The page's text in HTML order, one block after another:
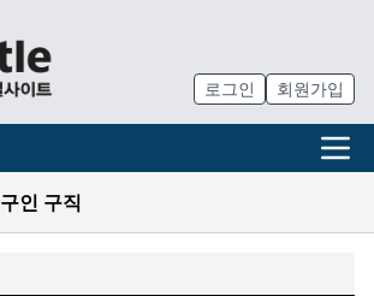
로그인 회원가입
구인 구직